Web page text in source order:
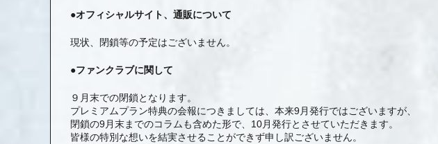
●オフィシャルサイト、通販について
現状、閉鎖等の予定はございません。
●ファンクラブに関して
９月末での閉鎖となります。
プレミアムプラン特典の会報につきましては、本来9月発行ではございますが、
閉鎖の9月末までのコラムも含めた形で、10月発行とさせていただきます。
皆様の特別な想いを結実させることができず申し訳ございません。